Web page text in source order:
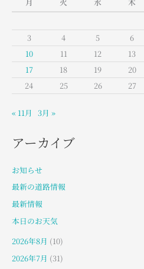
3
4 5 6
10
11 12 13
17
18 19 20
24
25 26 27
« 11月 3月 »
アーカイブ
お知らせ
最新の道路情報
最新情報
本日のお天気
2026年8月 (10)
2026年7月 (31)